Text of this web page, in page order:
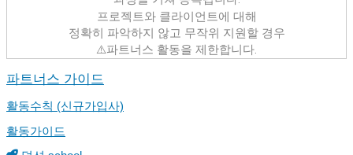
프로젝트와 클라이언트에 대해
정확히 파악하지 않고 무작위 지원할 경우
⚠️파트너스 활동을 제한합니다.
파트너스 가이드
활동수칙 (신규가입사)
활동가이드